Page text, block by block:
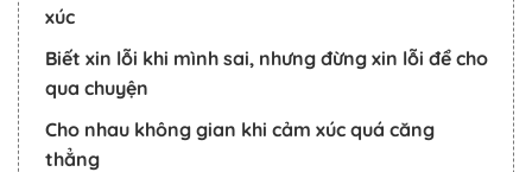
xúc
Biết xin lỗi khi mình sai, nhưng đừng xin lỗi để cho
qua chuyện
Cho nhau không gian khi cảm xúc quá căng
thẳng